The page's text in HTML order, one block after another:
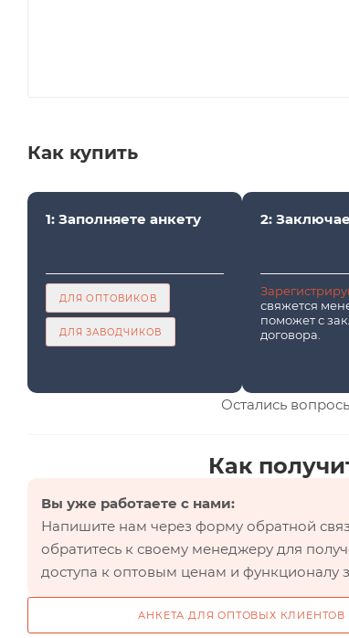
Как купить
1: Заполняете анкету
ДЛЯ ОПТОВИКОВ
ДЛЯ ЗАВОДЧИКОВ
2:
свяжется
поможет с
договора.
Остались
Как
Вы уже работаете с нами:
Напишите нам через форму обратной
обратитесь к своему менеджеру для
доступа к оптовым ценам и функционалу
АНКЕТА ДЛЯ ОПТОВЫХ КЛИЕНТОВ